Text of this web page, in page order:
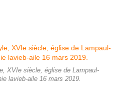
XVIe siècle, église de Lampaul-
lavieb-aile 16 mars 2019.